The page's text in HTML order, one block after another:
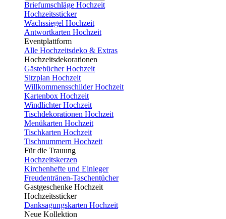
Briefumschläge Hochzeit
Hochzeitssticker
Wachssiegel Hochzeit
Antwortkarten Hochzeit
Eventplattform
Alle Hochzeitsdeko & Extras
Hochzeitsdekorationen
Gästebücher Hochzeit
Sitzplan Hochzeit
Willkommensschilder Hochzeit
Kartenbox Hochzeit
Windlichter Hochzeit
Tischdekorationen Hochzeit
Menükarten Hochzeit
Tischkarten Hochzeit
Tischnummern Hochzeit
Für die Trauung
Hochzeitskerzen
Kirchenhefte und Einleger
Freudentränen-Taschentücher
Gastgeschenke Hochzeit
Hochzeitssticker
Danksagungskarten Hochzeit
Neue Kollektion